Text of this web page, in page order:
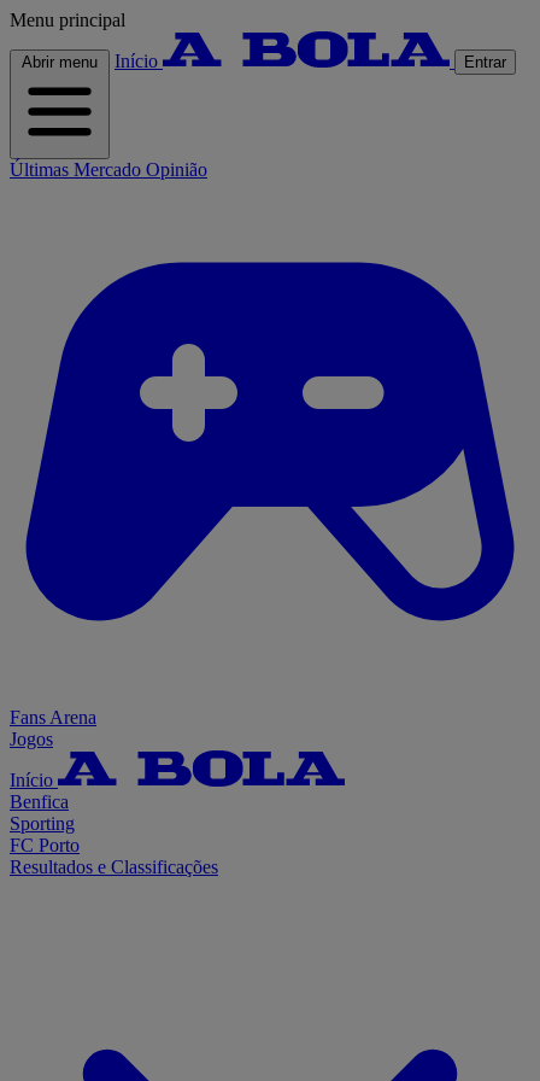
Menu principal
Abrir menu Início Entrar
Últimas Mercado Opinião
Fans Arena
Jogos
Início
Benfica
Sporting
FC Porto
Resultados e Classificações